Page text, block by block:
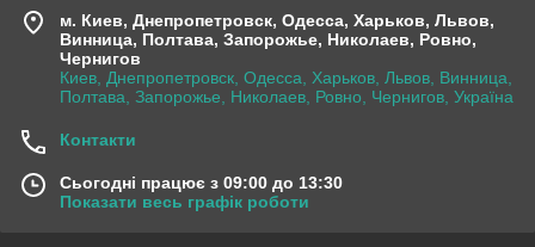
м. Киев, Днепропетровск, Одесса, Харьков, Львов,
Винница, Полтава, Запорожье, Николаев, Ровно,
Чернигов
Киев, Днепропетровск, Одесса, Харьков, Львов, Винница,
Полтава, Запорожье, Николаев, Ровно, Чернигов, Україна
Контакти
Сьогодні працює з 09:00 до 13:30
Показати весь графік роботи